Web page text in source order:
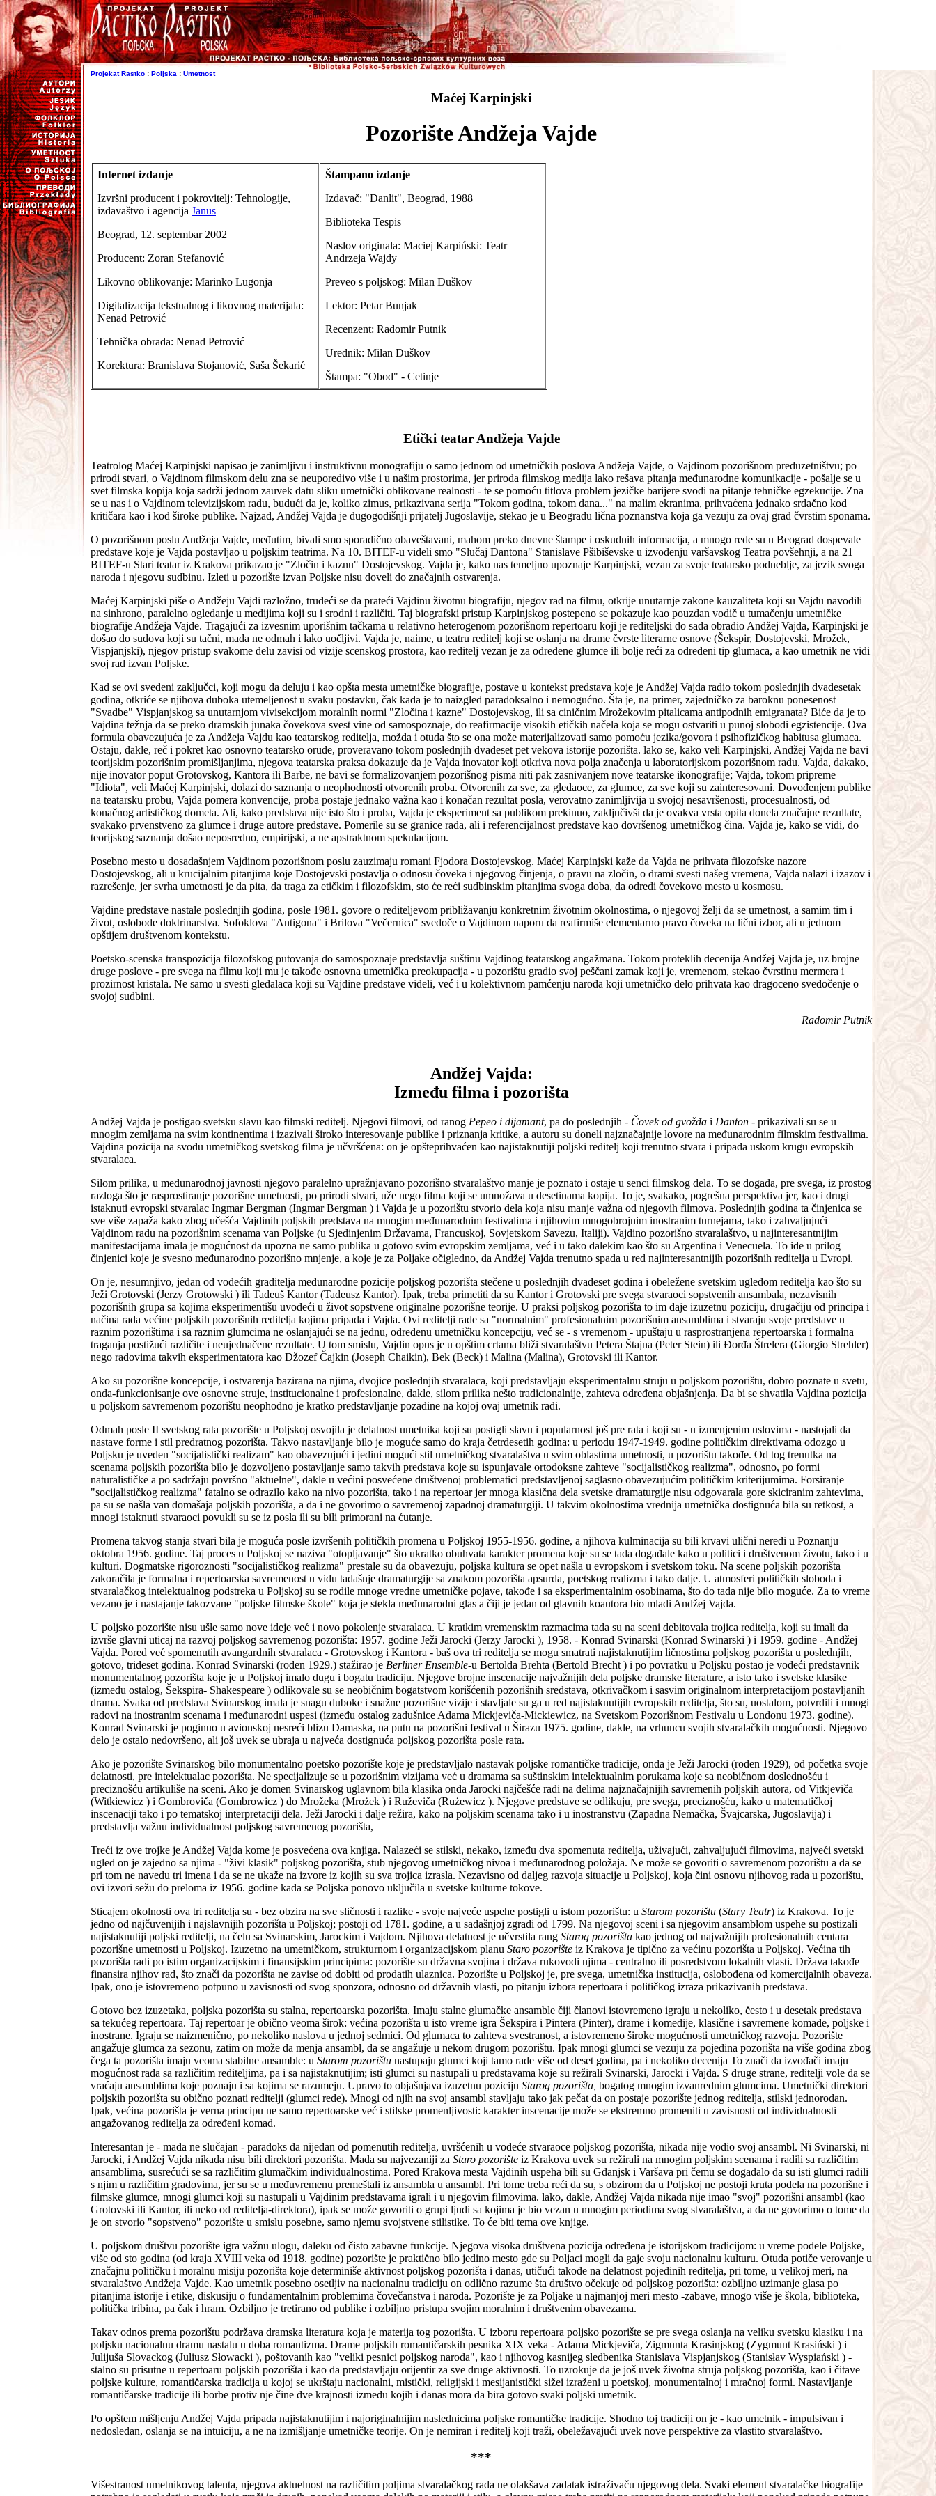
Projekat Rastko : Poljska : Umetnost
Maćej Karpinjski
Pozorište Andžeja Vajde
Internet izdanje
Izvršni producent i pokrovitelj: Tehnologije,
izdavaštvo i agencija Janus
Beograd, 12. septembar 2002
Producent: Zoran Stefanović
Likovno oblikovanje: Marinko Lugonja
Digitalizacija tekstualnog i likovnog materijala:
Nenad Petrović
Tehnička obrada: Nenad Petrović
Korektura: Branislava Stojanović, Saša Šekarić
Štampano izdanje
Izdavač: "Danlit", Beograd, 1988
Biblioteka Tespis
Naslov originala: Maciej Karpiński: Teatr
Andrzeja Wajdy
Preveo s poljskog: Milan Duškov
Lektor: Petar Bunjak
Recenzent: Radomir Putnik
Urednik: Milan Duškov
Štampa: "Obod" - Cetinje
Etički teatar Andžeja Vajde
Teatrolog Maćej Karpinjski napisao je zanimljivu i instruktivnu monografiju o samo jednom od umetničkih poslova Andžeja Vajde, o Vajdinom pozorišnom preduzetništvu; po
prirodi stvari, o Vajdinom filmskom delu zna se neuporedivo više i u našim prostorima, jer priroda filmskog medija lako rešava pitanja međunarodne komunikacije - pošalje se u
svet filmska kopija koja sadrži jednom zauvek datu sliku umetnički oblikovane realnosti - te se pomoću titlova problem jezičke barijere svodi na pitanje tehničke egzekucije. Zna
se u nas i o Vajdinom televizijskom radu, budući da je, koliko zimus, prikazivana serija "Tokom godina, tokom dana..." na malim ekranima, prihvaćena jednako srdačno kod
kritičara kao i kod široke publike. Najzad, Andžej Vajda je dugogodišnji prijatelj Jugoslavije, stekao je u Beogradu lična poznanstva koja ga vezuju za ovaj grad čvrstim sponama.
O pozorišnom poslu Andžeja Vajde, međutim, bivali smo sporadično obaveštavani, mahom preko dnevne štampe i oskudnih informacija, a mnogo rede su u Beograd dospevale
predstave koje je Vajda postavljao u poljskim teatrima. Na 10. BITEF-u videli smo "Slučaj Dantona" Stanislave Pšibiševske u izvođenju varšavskog Teatra povšehnji, a na 21
BITEF-u Stari teatar iz Krakova prikazao je "Zločin i kaznu" Dostojevskog. Vajda je, kako nas temeljno upoznaje Karpinjski, vezan za svoje teatarsko podneblje, za jezik svoga
naroda i njegovu sudbinu. Izleti u pozorište izvan Poljske nisu doveli do značajnih ostvarenja.
Maćej Karpinjski piše o Andžeju Vajdi razložno, trudeći se da prateći Vajdinu životnu biografiju, njegov rad na filmu, otkrije unutarnje zakone kauzaliteta koji su Vajdu navodili
na sinhrono, paralelno ogledanje u medijima koji su i srodni i različiti. Taj biografski pristup Karpinjskog postepeno se pokazuje kao pouzdan vodič u tumačenju umetničke
biografije Andžeja Vajde. Tragajući za izvesnim uporišnim tačkama u relativno heterogenom pozorišnom repertoaru koji je rediteljski do sada obradio Andžej Vajda, Karpinjski je
došao do sudova koji su tačni, mada ne odmah i lako uočljivi. Vajda je, naime, u teatru reditelj koji se oslanja na drame čvrste literarne osnove (Šekspir, Dostojevski, Mrožek,
Vispjanjski), njegov pristup svakome delu zavisi od vizije scenskog prostora, kao reditelj vezan je za određene glumce ili bolje reći za određeni tip glumaca, a kao umetnik ne vidi
svoj rad izvan Poljske.
Kad se ovi svedeni zaključci, koji mogu da deluju i kao opšta mesta umetničke biografije, postave u kontekst predstava koje je Andžej Vajda radio tokom poslednjih dvadesetak
godina, otkriće se njihova duboka utemeljenost u svaku postavku, čak kada je to naizgled paradoksalno i nemogućno. Šta je, na primer, zajedničko za baroknu ponesenost
"Svadbe" Vispjanjskog sa unutarnjom vivisekcijom moralnih normi "Zločina i kazne" Dostojevskog, ili sa ciničnim Mrožekovim pitalicama antipodnih emigranata? Biće da je to
Vajdina težnja da se preko dramskih junaka čovekova svest vine od samospoznaje, do reafirmacije visokih etičkih načela koja se mogu ostvariti u punoj slobodi egzistencije. Ova
formula obavezujuća je za Andžeja Vajdu kao teatarskog reditelja, možda i otuda što se ona može materijalizovati samo pomoću jezika/govora i psihofizičkog habitusa glumaca.
Ostaju, dakle, reč i pokret kao osnovno teatarsko oruđe, proveravano tokom poslednjih dvadeset pet vekova istorije pozorišta. lako se, kako veli Karpinjski, Andžej Vajda ne bavi
teorijskim pozorišnim promišljanjima, njegova teatarska praksa dokazuje da je Vajda inovator koji otkriva nova polja značenja u laboratorijskom pozorišnom radu. Vajda, dakako,
nije inovator poput Grotovskog, Kantora ili Barbe, ne bavi se formalizovanjem pozorišnog pisma niti pak zasnivanjem nove teatarske ikonografije; Vajda, tokom pripreme
"Idiota", veli Maćej Karpinjski, dolazi do saznanja o neophodnosti otvorenih proba. Otvorenih za sve, za gledaoce, za glumce, za sve koji su zainteresovani. Dovođenjem publike
na teatarsku probu, Vajda pomera konvencije, proba postaje jednako važna kao i konačan rezultat posla, verovatno zanimljivija u svojoj nesavršenosti, procesualnosti, od
konačnog artističkog dometa. Ali, kako predstava nije isto što i proba, Vajda je eksperiment sa publikom prekinuo, zaključivši da je ovakva vrsta opita donela značajne rezultate,
svakako prvenstveno za glumce i druge autore predstave. Pomerile su se granice rada, ali i referencijalnost predstave kao dovršenog umetničkog čina. Vajda je, kako se vidi, do
teorijskog saznanja došao neposredno, empirijski, a ne apstraktnom spekulacijom.
Posebno mesto u dosadašnjem Vajdinom pozorišnom poslu zauzimaju romani Fjodora Dostojevskog. Maćej Karpinjski kaže da Vajda ne prihvata filozofske nazore
Dostojevskog, ali u krucijalnim pitanjima koje Dostojevski postavlja o odnosu čoveka i njegovog činjenja, o pravu na zločin, o drami svesti našeg vremena, Vajda nalazi i izazov i
razrešenje, jer svrha umetnosti je da pita, da traga za etičkim i filozofskim, sto će reći sudbinskim pitanjima svoga doba, da odredi čovekovo mesto u kosmosu.
Vajdine predstave nastale poslednjih godina, posle 1981. govore o rediteljevom približavanju konkretnim životnim okolnostima, o njegovoj želji da se umetnost, a samim tim i
život, oslobode doktrinarstva. Sofoklova "Antigona" i Brilova "Večernica" svedoče o Vajdinom naporu da reafirmiše elementarno pravo čoveka na lični izbor, ali u jednom
opštijem društvenom kontekstu.
Poetsko-scenska transpozicija filozofskog putovanja do samospoznaje predstavlja suštinu Vajdinog teatarskog angažmana. Tokom proteklih decenija Andžej Vajda je, uz brojne
druge poslove - pre svega na filmu koji mu je takođe osnovna umetnička preokupacija - u pozorištu gradio svoj peščani zamak koji je, vremenom, stekao čvrstinu mermera i
prozirnost kristala. Ne samo u svesti gledalaca koji su Vajdine predstave videli, već i u kolektivnom pamćenju naroda koji umetničko delo prihvata kao dragoceno svedočenje o
svojoj sudbini.
Radomir Putnik
Andžej Vajda:
Između filma i pozorišta
Andžej Vajda je postigao svetsku slavu kao filmski reditelj. Njegovi filmovi, od ranog Pepeo i dijamant, pa do poslednjih - Čovek od gvožđa i Danton - prikazivali su se u
mnogim zemljama na svim kontinentima i izazivali široko interesovanje publike i priznanja kritike, a autoru su doneli najznačajnije lovore na međunarodnim filmskim festivalima.
Vajdina pozicija na svodu umetničkog svetskog filma je učvršćena: on je opšteprihvaćen kao najistaknutiji poljski reditelj koji trenutno stvara i pripada uskom krugu evropskih
stvaralaca.
Silom prilika, u međunarodnoj javnosti njegovo paralelno upražnjavano pozorišno stvaralaštvo manje je poznato i ostaje u senci filmskog dela. To se događa, pre svega, iz prostog
razloga što je rasprostiranje pozorišne umetnosti, po prirodi stvari, uže nego filma koji se umnožava u desetinama kopija. To je, svakako, pogrešna perspektiva jer, kao i drugi
istaknuti evropski stvaralac Ingmar Bergman (Ingmar Bergman ) i Vajda je u pozorištu stvorio dela koja nisu manje važna od njegovih filmova. Poslednjih godina ta činjenica se
sve više zapaža kako zbog učešća Vajdinih poljskih predstava na mnogim međunarodnim festivalima i njihovim mnogobrojnim inostranim turnejama, tako i zahvaljujući
Vajdinom radu na pozorišnim scenama van Poljske (u Sjedinjenim Državama, Francuskoj, Sovjetskom Savezu, Italiji). Vajdino pozorišno stvaralaštvo, u najinteresantnijim
manifestacijama imala je mogućnost da upozna ne samo publika u gotovo svim evropskim zemljama, već i u tako dalekim kao što su Argentina i Venecuela. To ide u prilog
činjenici koje je svesno međunarodno pozorišno mnjenje, a koje je za Poljake očigledno, da Andžej Vajda trenutno spada u red najinteresantnijih pozorišnih reditelja u Evropi.
On je, nesumnjivo, jedan od vodećih graditelja međunarodne pozicije poljskog pozorišta stečene u poslednjih dvadeset godina i obeležene svetskim ugledom reditelja kao što su
Ježi Grotovski (Jerzy Grotowski ) ili Tadeuš Kantor (Tadeusz Kantor). Ipak, treba primetiti da su Kantor i Grotovski pre svega stvaraoci sopstvenih ansambala, nezavisnih
pozorišnih grupa sa kojima eksperimentišu uvodeći u život sopstvene originalne pozorišne teorije. U praksi poljskog pozorišta to im daje izuzetnu poziciju, drugačiju od principa i
načina rada većine poljskih pozorišnih reditelja kojima pripada i Vajda. Ovi reditelji rade sa "normalnim" profesionalnim pozorišnim ansamblima i stvaraju svoje predstave u
raznim pozorištima i sa raznim glumcima ne oslanjajući se na jednu, određenu umetničku koncepciju, već se - s vremenom - upuštaju u rasprostranjena repertoarska i formalna
traganja postižući različite i neujednačene rezultate. U tom smislu, Vajdin opus je u opštim crtama bliži stvaralaštvu Petera Štajna (Peter Stein) ili Đorđa Štrelera (Giorgio Strehler)
nego radovima takvih eksperimentatora kao Džozef Čajkin (Joseph Chaikin), Bek (Beck) i Malina (Malina), Grotovski ili Kantor.
Ako su pozorišne koncepcije, i ostvarenja bazirana na njima, dvojice poslednjih stvaralaca, koji predstavljaju eksperimentalnu struju u poljskom pozorištu, dobro poznate u svetu,
onda-funkcionisanje ove osnovne struje, institucionalne i profesionalne, dakle, silom prilika nešto tradicionalnije, zahteva određena objašnjenja. Da bi se shvatila Vajdina pozicija
u poljskom savremenom pozorištu neophodno je kratko predstavljanje pozadine na kojoj ovaj umetnik radi.
Odmah posle II svetskog rata pozorište u Poljskoj osvojila je delatnost umetnika koji su postigli slavu i popularnost još pre rata i koji su - u izmenjenim uslovima - nastojali da
nastave forme i stil predratnog pozorišta. Takvo nastavljanje bilo je moguće samo do kraja četrdesetih godina: u periodu 1947-1949. godine političkim direktivama odozgo u
Poljsku je uveden "socijalistički realizam" kao obavezujući i jedini mogući stil umetničkog stvaralaštva u svim oblastima umetnosti, u pozorištu takođe. Od tog trenutka na
scenama poljskih pozorišta bilo je dozvoljeno postavljanje samo takvih predstava koje su ispunjavale ortodoksne zahteve "socijalističkog realizma", odnosno, po formi
naturalističke a po sadržaju površno "aktuelne", dakle u većini posvećene društvenoj problematici predstavljenoj saglasno obavezujućim političkim kriterijumima. Forsiranje
"socijalističkog realizma" fatalno se odrazilo kako na nivo pozorišta, tako i na repertoar jer mnoga klasična dela svetske dramaturgije nisu odgovarala gore skiciranim zahtevima,
pa su se našla van domašaja poljskih pozorišta, a da i ne govorimo o savremenoj zapadnoj dramaturgiji. U takvim okolnostima vrednija umetnička dostignuća bila su retkost, a
mnogi istaknuti stvaraoci povukli su se iz posla ili su bili primorani na ćutanje.
Promena takvog stanja stvari bila je moguća posle izvršenih političkih promena u Poljskoj 1955-1956. godine, a njihova kulminacija su bili krvavi ulični neredi u Poznanju
oktobra 1956. godine. Taj proces u Poljskoj se naziva "otopljavanje" što ukratko obuhvata karakter promena koje su se tada događale kako u politici i društvenom životu, tako i u
kulturi. Dogmatske rigoroznosti "socijalističkog realizma" prestale su da obavezuju, poljska kultura se opet našla u evropskom i svetskom toku. Na scene poljskih pozorišta
zakoračila je formalna i repertoarska savremenost u vidu tadašnje dramaturgije sa znakom pozorišta apsurda, poetskog realizma i tako dalje. U atmosferi političkih sloboda i
stvaralačkog intelektualnog podstreka u Poljskoj su se rodile mnoge vredne umetničke pojave, takođe i sa eksperimentalnim osobinama, što do tada nije bilo moguće. Za to vreme
vezano je i nastajanje takozvane "poljske filmske škole" koja je stekla međunarodni glas a čiji je jedan od glavnih koautora bio mladi Andžej Vajda.
U poljsko pozorište nisu ušle samo nove ideje već i novo pokolenje stvaralaca. U kratkim vremenskim razmacima tada su na sceni debitovala trojica reditelja, koji su imali da
izvrše glavni uticaj na razvoj poljskog savremenog pozorišta: 1957. godine Ježi Jarocki (Jerzy Jarocki ), 1958. - Konrad Svinarski (Konrad Swinarski ) i 1959. godine - Andžej
Vajda. Pored već spomenutih avangardnih stvaralaca - Grotovskog i Kantora - baš ova tri reditelja se mogu smatrati najistaknutijim ličnostima poljskog pozorišta u poslednjih,
gotovo, trideset godina. Konrad Svinarski (rođen 1929.) stažirao je Berliner Ensemble-u Bertolda Brehta (Bertold Brecht ) i po povratku u Poljsku postao je vodeći predstavnik
monumentalnog pozorišta koje je u Poljskoj imalo dugu i bogatu tradiciju. Njegove brojne inscenacije najvažnijih dela poljske dramske literature, a isto tako i svetske klasike
(između ostalog, Šekspira- Shakespeare ) odlikovale su se neobičnim bogatstvom korišćenih pozorišnih sredstava, otkrivačkom i sasvim originalnom interpretacijom postavljanih
drama. Svaka od predstava Svinarskog imala je snagu duboke i snažne pozorišne vizije i stavljale su ga u red najistaknutijih evropskih reditelja, što su, uostalom, potvrdili i mnogi
radovi na inostranim scenama i međunarodni uspesi (između ostalog zadušnice Adama Mickjeviča-Mickiewicz, na Svetskom Pozorišnom Festivalu u Londonu 1973. godine).
Konrad Svinarski je poginuo u avionskoj nesreći blizu Damaska, na putu na pozorišni festival u Širazu 1975. godine, dakle, na vrhuncu svojih stvaralačkih mogućnosti. Njegovo
delo je ostalo nedovršeno, ali još uvek se ubraja u najveća dostignuća poljskog pozorišta posle rata.
Ako je pozorište Svinarskog bilo monumentalno poetsko pozorište koje je predstavljalo nastavak poljske romantičke tradicije, onda je Ježi Jarocki (rođen 1929), od početka svoje
delatnosti, pre intelektualac pozorišta. Ne specijalizuje se u pozorišnim vizijama već u dramama sa suštinskim intelektualnim porukama koje sa neobičnom doslednošću i
preciznošću artikuliše na sceni. Ako je domen Svinarskog uglavnom bila klasika onda Jarocki najčešće radi na delima najznačajnijih savremenih poljskih autora, od Vitkjeviča
(Witkiewicz ) i Gombroviča (Gombrowicz ) do Mrožeka (Mrożek ) i Ruževiča (Rużewicz ). Njegove predstave se odlikuju, pre svega, preciznošću, kako u matematičkoj
inscenaciji tako i po tematskoj interpretaciji dela. Ježi Jarocki i dalje režira, kako na poljskim scenama tako i u inostranstvu (Zapadna Nemačka, Švajcarska, Jugoslavija) i
predstavlja važnu individualnost poljskog savremenog pozorišta,
Treći iz ove trojke je Andžej Vajda kome je posvećena ova knjiga. Nalazeći se stilski, nekako, između dva spomenuta reditelja, uživajući, zahvaljujući filmovima, najveći svetski
ugled on je zajedno sa njima - "živi klasik" poljskog pozorišta, stub njegovog umetničkog nivoa i međunarodnog položaja. Ne može se govoriti o savremenom pozorištu a da se
pri tom ne navedu tri imena i da se ne ukaže na izvore iz kojih su sva trojica izrasla. Nezavisno od daljeg razvoja situacije u Poljskoj, koja čini osnovu njihovog rada u pozorištu,
ovi izvori sežu do preloma iz 1956. godine kada se Poljska ponovo uključila u svetske kulturne tokove.
Sticajem okolnosti ova tri reditelja su - bez obzira na sve sličnosti i razlike - svoje najveće uspehe postigli u istom pozorištu: u Starom pozorištu (Stary Teatr) iz Krakova. To je
jedno od najčuvenijih i najslavnijih pozorišta u Poljskoj; postoji od 1781. godine, a u sadašnjoj zgradi od 1799. Na njegovoj sceni i sa njegovim ansamblom uspehe su postizali
najistaknutiji poljski reditelji, na čelu sa Svinarskim, Jarockim i Vajdom. Njihova delatnost je učvrstila rang Starog pozorišta kao jednog od najvažnijih profesionalnih centara
pozorišne umetnosti u Poljskoj. Izuzetno na umetničkom, strukturnom i organizacijskom planu Staro pozorište iz Krakova je tipično za većinu pozorišta u Poljskoj. Većina tih
pozorišta radi po istim organizacijskim i finansijskim principima: pozorište su državna svojina i država rukovodi njima - centralno ili posredstvom lokalnih vlasti. Država takođe
finansira njihov rad, što znači da pozorišta ne zavise od dobiti od prodatih ulaznica. Pozorište u Poljskoj je, pre svega, umetnička institucija, oslobođena od komercijalnih obaveza.
Ipak, ono je istovremeno potpuno u zavisnosti od svog sponzora, odnosno od državnih vlasti, po pitanju izbora repertoara i političkog izraza prikazivanih predstava.
Gotovo bez izuzetaka, poljska pozorišta su stalna, repertoarska pozorišta. Imaju stalne glumačke ansamble čiji članovi istovremeno igraju u nekoliko, često i u desetak predstava
sa tekućeg repertoara. Taj repertoar je obično veoma širok: većina pozorišta u isto vreme igra Šekspira i Pintera (Pinter), drame i komedije, klasične i savremene komade, poljske i
inostrane. Igraju se naizmenično, po nekoliko naslova u jednoj sedmici. Od glumaca to zahteva svestranost, a istovremeno široke mogućnosti umetničkog razvoja. Pozorište
angažuje glumca za sezonu, zatim on može da menja ansambl, da se angažuje u nekom drugom pozorištu. Ipak mnogi glumci se vezuju za pojedina pozorišta na više godina zbog
čega ta pozorišta imaju veoma stabilne ansamble: u Starom pozorištu nastupaju glumci koji tamo rade više od deset godina, pa i nekoliko decenija To znači da izvođači imaju
mogućnost rada sa različitim rediteljima, pa i sa najistaknutijim; isti glumci su nastupali u predstavama koje su režirali Svinarski, Jarocki i Vajda. S druge strane, reditelji vole da se
vraćaju ansamblima koje poznaju i sa kojima se razumeju. Upravo to objašnjava izuzetnu poziciju Starog pozorišta, bogatog mnogim izvanrednim glumcima. Umetnički direktori
poljskih pozorišta su obično poznati reditelji (glumci rede). Mnogi od njih na svoj ansambl stavljaju tako jak pečat da on postaje pozorište jednog reditelja, stilski jednorodan.
Ipak, većina pozorišta je verna principu ne samo repertoarske već i stilske promenljivosti: karakter inscenacije može se ekstremno promeniti u zavisnosti od individualnosti
angažovanog reditelja za određeni komad.
Interesantan je - mada ne slučajan - paradoks da nijedan od pomenutih reditelja, uvršćenih u vodeće stvaraoce poljskog pozorišta, nikada nije vodio svoj ansambl. Ni Svinarski, ni
Jarocki, i Andžej Vajda nikada nisu bili direktori pozorišta. Mada su najvezaniji za Staro pozorište iz Krakova uvek su režirali na mnogim poljskim scenama i radili sa različitim
ansamblima, susrećući se sa različitim glumačkim individualnostima. Pored Krakova mesta Vajdinih uspeha bili su Gdanjsk i Varšava pri čemu se događalo da su isti glumci radili
s njim u različitim gradovima, jer su se u međuvremenu premeštali iz ansambla u ansambl. Pri tome treba reći da su, s obzirom da u Poljskoj ne postoji kruta podela na pozorišne i
filmske glumce, mnogi glumci koji su nastupali u Vajdinim predstavama igrali i u njegovim filmovima. lako, dakle, Andžej Vajda nikada nije imao "svoj" pozorišni ansambl (kao
Grotovski ili Kantor, ili neko od reditelja-direktora), ipak se može govoriti o grupi ljudi sa kojima je bio vezan u mnogim periodima svog stvaralaštva, a da ne govorimo o tome da
je on stvorio "sopstveno" pozorište u smislu posebne, samo njemu svojstvene stilistike. To će biti tema ove knjige.
U poljskom društvu pozorište igra važnu ulogu, daleku od čisto zabavne funkcije. Njegova visoka društvena pozicija određena je istorijskom tradicijom: u vreme podele Poljske,
više od sto godina (od kraja XVIII veka od 1918. godine) pozorište je praktično bilo jedino mesto gde su Poljaci mogli da gaje svoju nacionalnu kulturu. Otuda potiče verovanje u
značajnu političku i moralnu misiju pozorišta koje determiniše aktivnost poljskog pozorišta i danas, utičući takođe na delatnost pojedinih reditelja, pri tome, u velikoj meri, na
stvaralaštvo Andžeja Vajde. Kao umetnik posebno osetljiv na nacionalnu tradiciju on odlično razume šta društvo očekuje od poljskog pozorišta: ozbiljno uzimanje glasa po
pitanjima istorije i etike, diskusiju o fundamentalnim problemima čovečanstva i naroda. Pozorište je za Poljake u najmanjoj meri mesto -zabave, mnogo više je škola, biblioteka,
politička tribina, pa čak i hram. Ozbiljno je tretirano od publike i ozbiljno pristupa svojim moralnim i društvenim obavezama.
Takav odnos prema pozorištu podržava dramska literatura koja je materija tog pozorišta. U izboru repertoara poljsko pozorište se pre svega oslanja na veliku svetsku klasiku i na
poljsku nacionalnu dramu nastalu u doba romantizma. Drame poljskih romantičarskih pesnika XIX veka - Adama Mickjeviča, Zigmunta Krasinjskog (Zygmunt Krasiński ) i
Julijuša Slovackog (Juliusz Słowacki ), poštovanih kao "veliki pesnici poljskog naroda", kao i njihovog kasnijeg sledbenika Stanislava Vispjanjskog (Stanisłav Wyspiański ) -
stalno su prisutne u repertoaru poljskih pozorišta i kao da predstavljaju orijentir za sve druge aktivnosti. To uzrokuje da je još uvek životna struja poljskog pozorišta, kao i čitave
poljske kulture, romantičarska tradicija u kojoj se ukrštaju nacionalni, mistički, religijski i mesijanistički sižei izraženi u poetskoj, monumentalnoj i mračnoj formi. Nastavljanje
romantičarske tradicije ili borbe protiv nje čine dve krajnosti između kojih i danas mora da bira gotovo svaki poljski umetnik.
Po opštem mišljenju Andžej Vajda pripada najistaknutijim i najoriginalnijim naslednicima poljske romantičke tradicije. Shodno toj tradiciji on je - kao umetnik - impulsivan i
nedosledan, oslanja se na intuiciju, a ne na izmišljanje umetničke teorije. On je nemiran i reditelj koji traži, obeležavajući uvek nove perspektive za vlastito stvaralaštvo.
***
Višestranost umetnikovog talenta, njegova aktuelnost na različitim poljima stvaralačkog rada ne olakšava zadatak istraživaču njegovog dela. Svaki element stvaralačke biografije